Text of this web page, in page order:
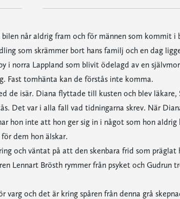
når aldrig fram och för männen som kommit i
som skrämmer bort hans familj och en dag
i norra Lappland som blivit ödelagd av en
Fast tomhänta kan de förstås inte komma.
de isär. Diana flyttade till kusten och blev läkare,
Det var i alla fall vad tidningarna skrev. När
hon inte att hon ger sig in i något som hon aldrig
dem hon älskar.
och väntat på att den skenbara frid som präglat
Lennart Brösth rymmer från psyket och Gudrun
varg och det är kring spåren från denna grå